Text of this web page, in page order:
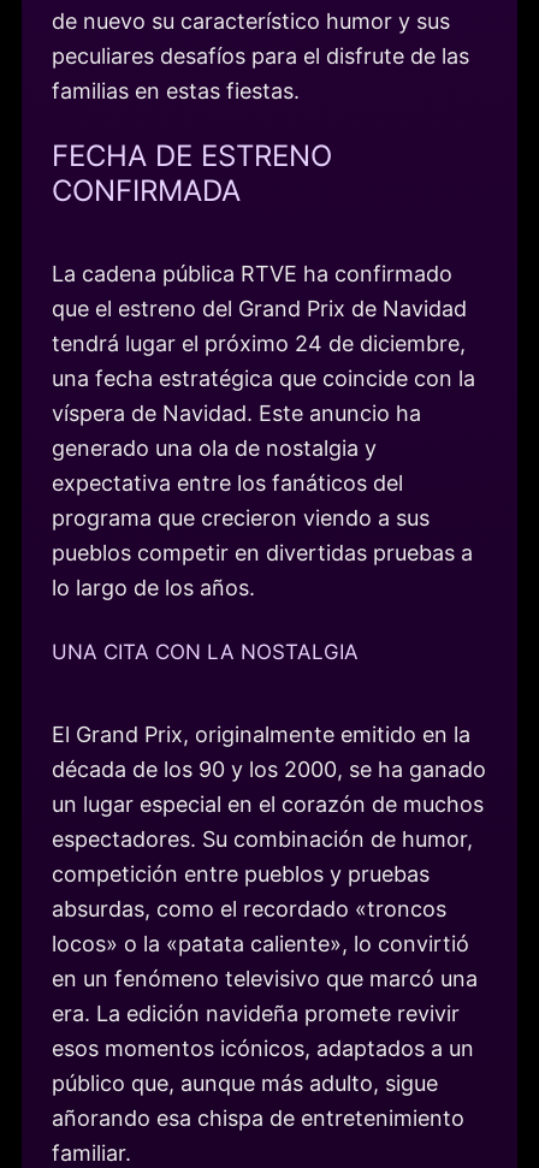
de nuevo su característico humor y sus
peculiares desafíos para el disfrute de las
familias en estas fiestas.
FECHA DE ESTRENO
CONFIRMADA
La cadena pública RTVE ha confirmado
que el estreno del Grand Prix de Navidad
tendrá lugar el próximo 24 de diciembre,
una fecha estratégica que coincide con la
víspera de Navidad. Este anuncio ha
generado una ola de nostalgia y
expectativa entre los fanáticos del
programa que crecieron viendo a sus
pueblos competir en divertidas pruebas a
lo largo de los años.
UNA CITA CON LA NOSTALGIA
El Grand Prix, originalmente emitido en la
década de los 90 y los 2000, se ha ganado
un lugar especial en el corazón de muchos
espectadores. Su combinación de humor,
competición entre pueblos y pruebas
absurdas, como el recordado «troncos
locos» o la «patata caliente», lo convirtió
en un fenómeno televisivo que marcó una
era. La edición navideña promete revivir
esos momentos icónicos, adaptados a un
público que, aunque más adulto, sigue
añorando esa chispa de entretenimiento
familiar.